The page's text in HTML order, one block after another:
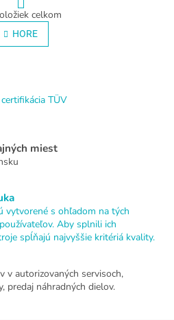
O
v
l
á
i
v
p
i
s
r
á
n
k
n
i
celkom
HORE
TÜV
miest
vytvorené s ohľadom na tých
Aby splnili ich
spĺňajú najvyššie kritériá kvality.
v autorizovaných servisoch,
predaj náhradných dielov.